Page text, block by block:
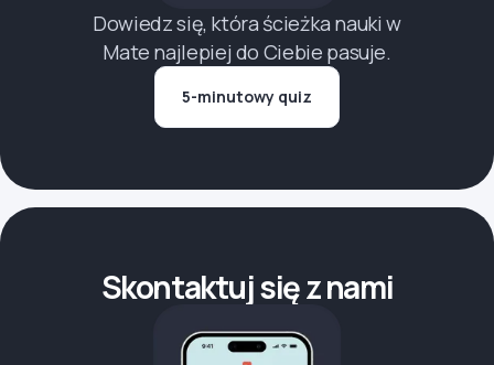
Dowiedz się, która ścieżka nauki w
Mate najlepiej do Ciebie pasuje.
5-minutowy quiz
Skontaktuj się z nami